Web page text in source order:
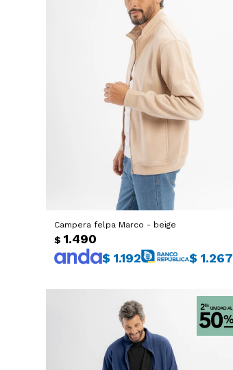
Campera felpa Marco - beige
$ 1.490
$ 1.192 $ 1.267